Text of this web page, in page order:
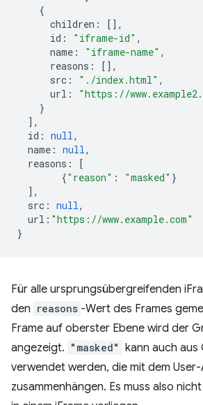
{
children :
[],
id : "iframe-id" ,
name : "iframe-name" ,
reasons :
[],
src : "./index.html" ,
url :
"https://
}
],
id : null,
name : null,
reasons :
[
{"reason" : "masked" }
],
src : null,
url : "https://www.example.com"
}
Für alle ursprungsübergreifenden
den reasons -Wert des Frames
Frame auf oberster Ebene wird der
angezeigt. "masked" kann auch aus
verwendet werden, die mit dem
zusammenhängen. Es muss also